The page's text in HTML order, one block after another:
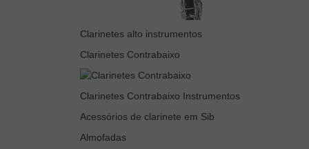
Clarinetes alto instrumentos
Clarinetes Contrabaixo
Clarinetes Contrabaixo Instrumentos
Acessórios de clarinete em Sib
Almofadas